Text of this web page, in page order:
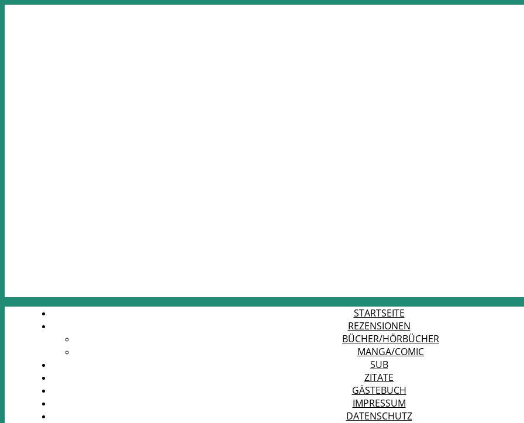
STARTSEITE
REZENSIONEN
BÜCHER/HÖRBÜCHER
MANGA/COMIC
SUB
ZITATE
GÄSTEBUCH
IMPRESSUM
DATENSCHUTZ